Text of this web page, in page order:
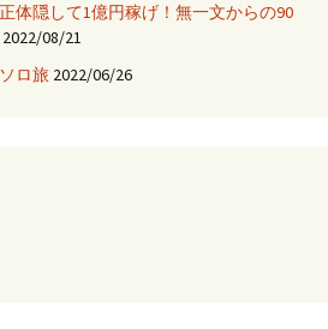
体隠して1億円稼げ！無一文からの90
2022/08/21
ロ旅 2022/06/26